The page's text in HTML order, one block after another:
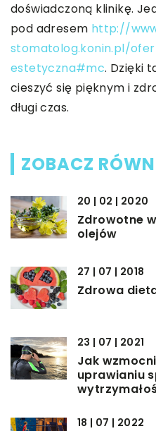
doświadczoną klinikę.
pod adresem http://
stomatolog.konin.pl/
estetyczna#mc. Dzięki
cieszyć się pięknym i
długi czas.
ZOBACZ
20 | 02 | 2020
Zdrowotne
olejów
27 | 07 | 2018
Zdrowa
23 | 07 | 2021
Jak
uprawianiu
18 | 07 | 2022